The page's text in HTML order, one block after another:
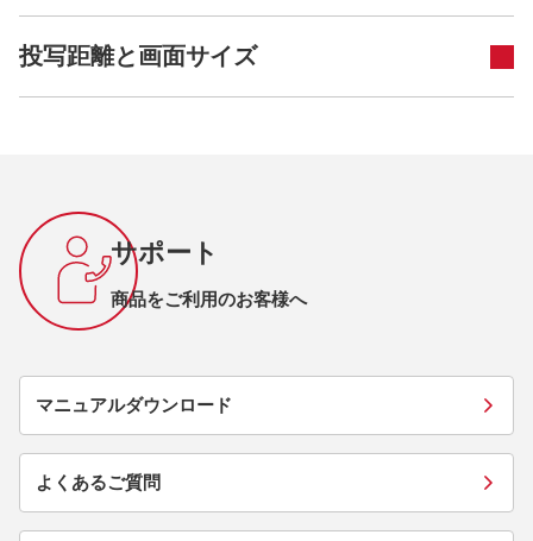
投写距離と画面サイズ
サポート
商品をご利用のお客様へ
マニュアルダウンロード
よくあるご質問